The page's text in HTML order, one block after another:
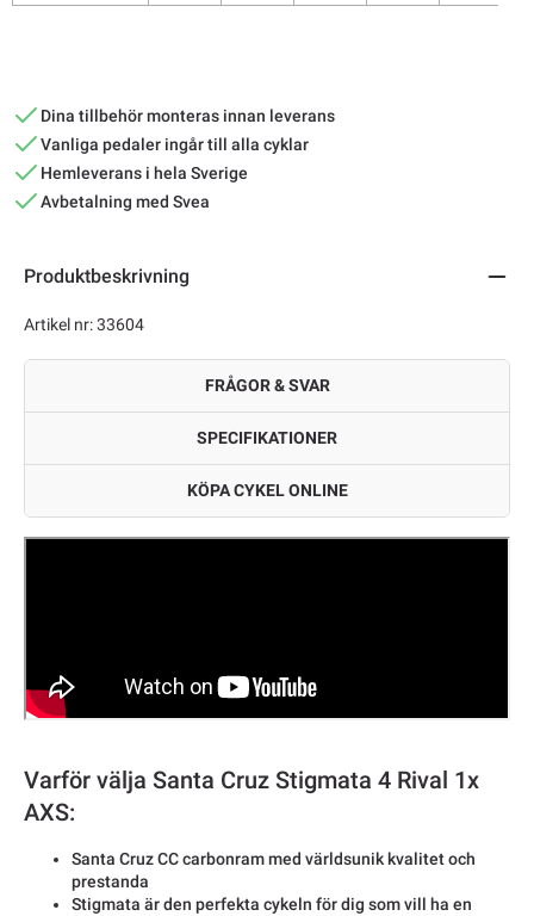
Dina tillbehör monteras innan leverans
Vanliga pedaler ingår till alla cyklar
Hemleverans i hela Sverige
Avbetalning med Svea
Produktbeskrivning
Artikel nr: 33604
FRÅGOR & SVAR
SPECIFIKATIONER
KÖPA CYKEL ONLINE
Varför välja Santa Cruz Stigmata 4 Rival 1x
AXS:
Santa Cruz CC carbonram med världsunik kvalitet och
prestanda
Stigmata är den perfekta cykeln för dig som vill ha en